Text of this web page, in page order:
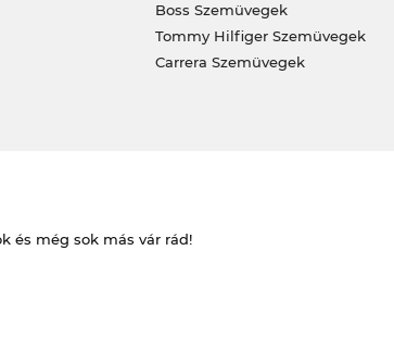
Boss Szemüvegek
Tommy Hilfiger Szemüvegek
Carrera Szemüvegek
és még sok más vár rád!